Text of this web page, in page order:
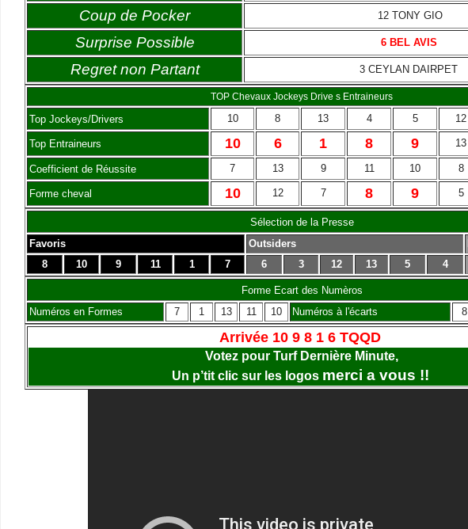
Coup de Pocker 12 TONY GIO
Surprise Possible 6 BEL AVIS
Regret non Partant 3 CEYLAN DAIRPET
TOP Chevaux Jockeys Drive s Entraineurs
Top Jockeys/Drivers 10 8 13 4 5 12
Top Entraineurs 10 6 1 8 9 13
Coefficient de Réussite 7 13 9 11 10 8
Forme cheval 10 12 7 8 9 5
Sélection de la Presse
Favoris
Outsiders
8
10 9 11 1 7 6 3 12 13 5 4
Forme Ecart des Numèros
Numéros en Formes
7 1 13 11 10 Numéros à l'écarts 8
Arrivée 10 9 8 1 6 TQQD
Votez pour Turf Dernière Minute,
Un p’tit clic sur les logos merci a vous !!